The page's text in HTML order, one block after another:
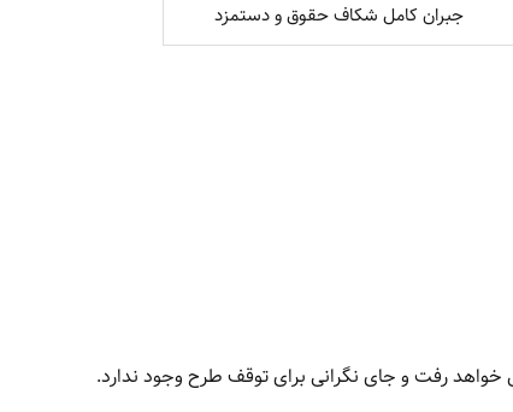
جبران کامل شکاف حقوق و دستمزد
خواهد رفت و جای نگرانی برای توقف طرح وجود ندارد.